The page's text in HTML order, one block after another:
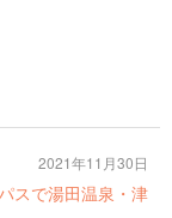
スで湯田温泉・津
2021年11月30日